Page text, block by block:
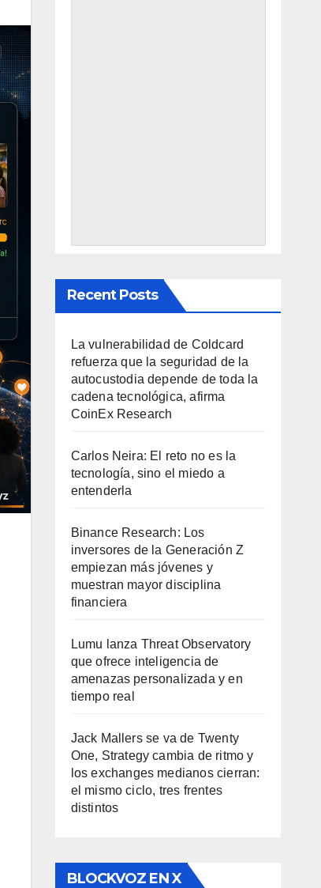
Recent Posts
La vulnerabilidad de Coldcard
refuerza que la seguridad de la
autocustodia depende de toda la
cadena tecnológica, afirma
CoinEx Research
Carlos Neira: El reto no es la
tecnología, sino el miedo a
entenderla
Binance Research: Los
inversores de la Generación Z
empiezan más jóvenes y
muestran mayor disciplina
financiera
Lumu lanza Threat Observatory
que ofrece inteligencia de
amenazas personalizada y en
tiempo real
Jack Mallers se va de Twenty
One, Strategy cambia de ritmo y
los exchanges medianos cierran:
el mismo ciclo, tres frentes
distintos
BLOCKVOZ EN X